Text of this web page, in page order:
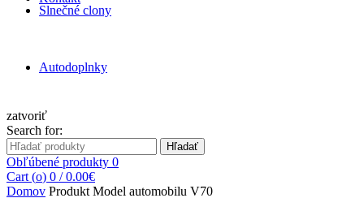
Slnečné clony
Autodoplnky
zatvoriť
Search for:
Hľadať
Obľúbené produkty 0
Cart (o) 0 / 0.00€
Domov Produkt Model automobilu V70